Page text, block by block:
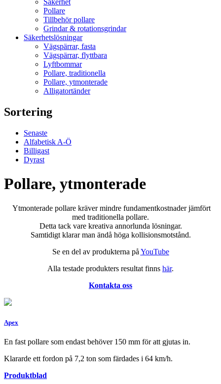
Pollare
Tillbehör pollare
Grindar & rotationsgrindar
Säkerhetslösningar
Vägspärrar, fasta
Vägspärrar, flyttbara
Lyftbommar
Pollare, traditionella
Pollare, ytmonterade
Alligatortänder
Sortering
Senaste
Alfabetisk A-Ö
Billigast
Dyrast
Pollare, ytmonterade
Ytmonterade pollare kräver mindre fundamentkostnader jämfört
med traditionella pollare.
Detta tack vare kreativa annorlunda lösningar.
Samtidigt klarar man ändå höga kollisionsmotstånd.
Se en del av produkterna på YouTube
Alla testade produkters resultat finns här.
Kontakta oss
Apex
En fast pollare som endast behöver 150 mm för att gjutas in.
Klararde ett fordon på 7,2 ton som färdades i 64 km/h.
Produktblad